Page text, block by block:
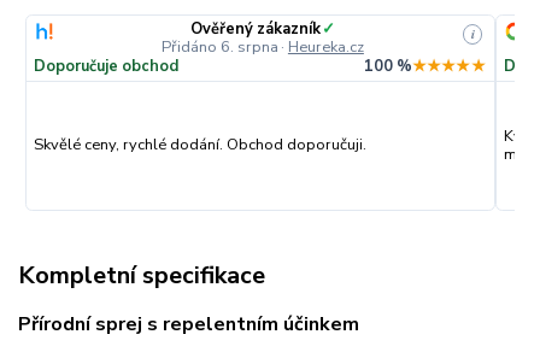
Ověřený zákazník✓
Přidáno 6. srpna · Heureka.cz
i
Doporučuje obchod 100 %★★★★★
Skvělé ceny, rychlé dodání. Obchod doporučuji.
Kompletní specifikace
Přírodní sprej s repelentním účinkem